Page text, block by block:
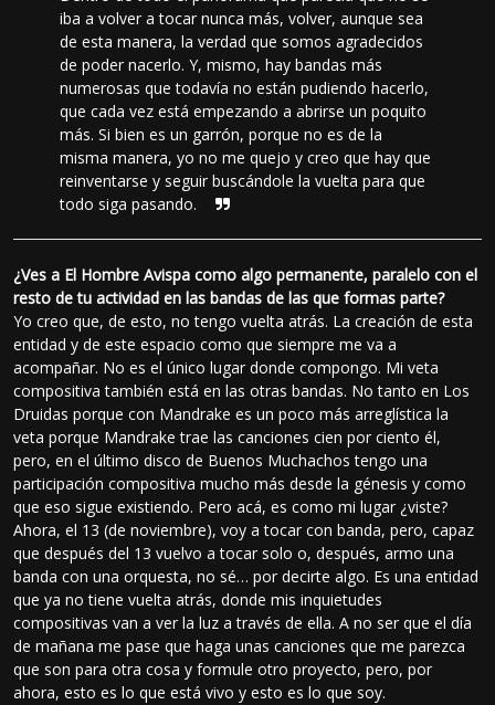
iba a volver a tocar nunca más, volver, aunque sea
de esta manera, la verdad que somos agradecidos
de poder nacerlo. Y, mismo, hay bandas más
numerosas que todavía no están pudiendo hacerlo,
que cada vez está empezando a abrirse un poquito
más. Si bien es un garrón, porque no es de la
misma manera, yo no me quejo y creo que hay que
reinventarse y seguir buscándole la vuelta para que
todo siga pasando.
¿Ves a El Hombre Avispa como algo permanente, paralelo con el
resto de tu actividad en las bandas de las que formas parte?
Yo creo que, de esto, no tengo vuelta atrás. La creación de esta
entidad y de este espacio como que siempre me va a
acompañar. No es el único lugar donde compongo. Mi veta
compositiva también está en las otras bandas. No tanto en Los
Druidas porque con Mandrake es un poco más arreglística la
veta porque Mandrake trae las canciones cien por ciento él,
pero, en el último disco de Buenos Muchachos tengo una
participación compositiva mucho más desde la génesis y como
que eso sigue existiendo. Pero acá, es como mi lugar ¿viste?
Ahora, el 13 (de noviembre), voy a tocar con banda, pero, capaz
que después del 13 vuelvo a tocar solo o, después, armo una
banda con una orquesta, no sé… por decirte algo. Es una entidad
que ya no tiene vuelta atrás, donde mis inquietudes
compositivas van a ver la luz a través de ella. A no ser que el día
de mañana me pase que haga unas canciones que me parezca
que son para otra cosa y formule otro proyecto, pero, por
ahora, esto es lo que está vivo y esto es lo que soy.